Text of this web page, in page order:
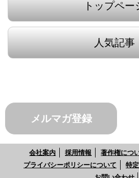
トップペー
人気記事
メルマガ登録
会社案内 採用情報 著作権につ
プライバシーポリシーについて
特